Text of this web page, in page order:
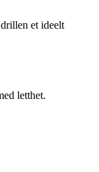
et ideelt
letthet.